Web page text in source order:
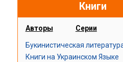
Книги
Авторы Серии
Букинистическая
Книги на Украинском Языке